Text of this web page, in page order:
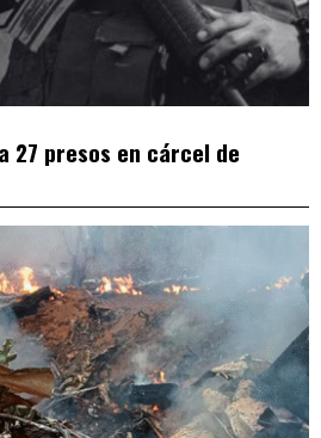
27 presos en cárcel de